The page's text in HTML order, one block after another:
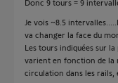
Donc 9 tours = 9
Je vois ~8.5
va changer la face du
Les tours indiquées sur
varient en fonction de la
circulation dans les rails,